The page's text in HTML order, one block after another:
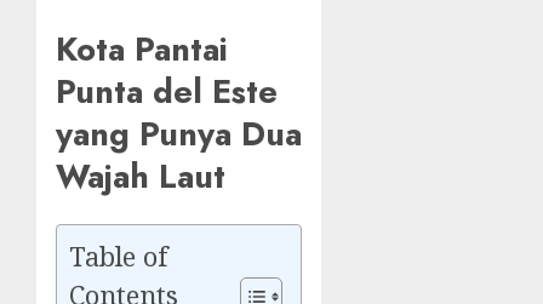
Kota Pantai
Punta del Este
yang Punya Dua
Wajah Laut
Table of
Contents